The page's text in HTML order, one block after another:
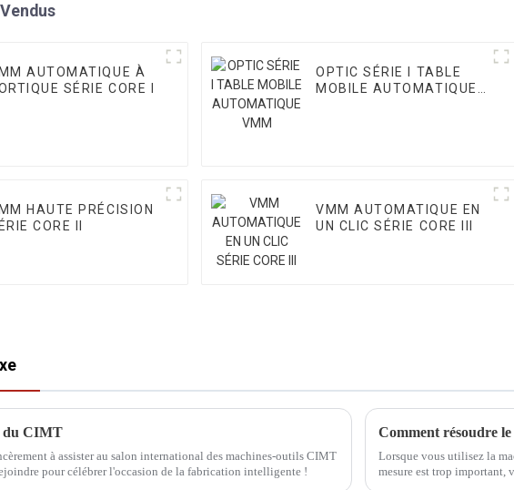
AUTOMATIQUE À
SÉRIE CORE I
OPTIC SÉRIE I TABLE
MOBILE AUTOMATIQUE
HAUTE PRÉCISION
CORE II
VMM AUTOMATIQUE EN
UN CLIC SÉRIE CORE III
du CIMT
à assister au salon international des machines-outils CIMT
pour célébrer l'occasion de la fabrication intelligente !
Comment résoudre
Lorsque vous utilisez la
mesure est trop important,